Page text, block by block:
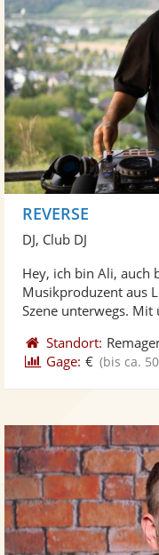
REVERSE
DJ, Club DJ
Hey, ich bin Ali, auch
Musikproduzent aus
Szene unterwegs. Mit
Standort:
Gage: € (bis ca.